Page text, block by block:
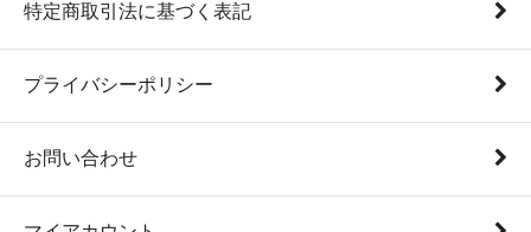
特定商取引法に基づく表記
プライバシーポリシー
お問い合わせ